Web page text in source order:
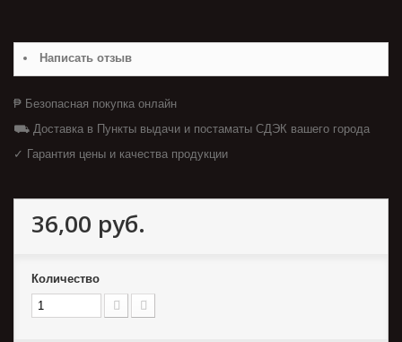
Написать отзыв
₱ Безопасная покупка онлайн
⛟ Доставка в Пункты выдачи и постаматы СДЭК вашего города
✓ Гарантия цены и качества продукции
36,00 руб.
Количество